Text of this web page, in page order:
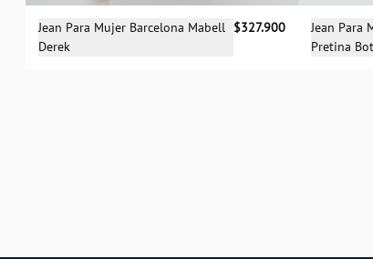
Selecciona una talla
Jean Para Mujer Barcelona Mabell
Derek
$327.900
04
Jean Para
Pretina